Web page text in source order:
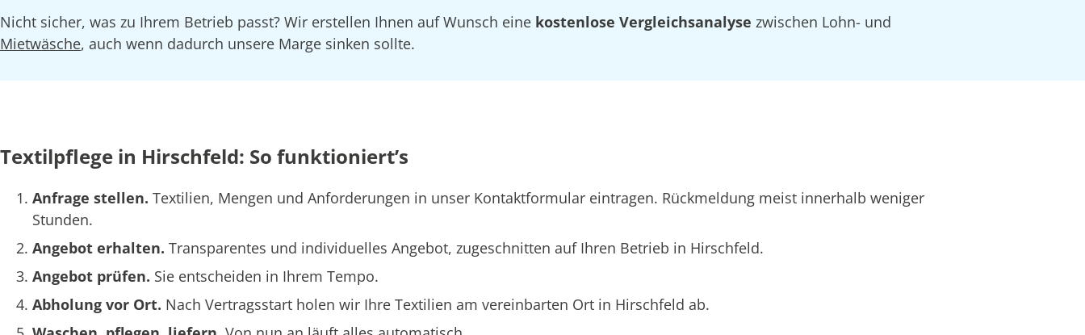
Nicht sicher, was zu Ihrem Betrieb passt? Wir erstellen Ihnen auf Wunsch eine kostenlose Vergleichsanalyse zwischen Lohn- und
Mietwäsche, auch wenn dadurch unsere Marge sinken sollte.
Textilpflege in Hirschfeld: So funktioniert’s
Anfrage stellen. Textilien, Mengen und Anforderungen in unser Kontaktformular eintragen. Rückmeldung meist innerhalb weniger
Stunden.
Angebot erhalten. Transparentes und individuelles Angebot, zugeschnitten auf Ihren Betrieb in Hirschfeld.
Angebot prüfen. Sie entscheiden in Ihrem Tempo.
Abholung vor Ort. Nach Vertragsstart holen wir Ihre Textilien am vereinbarten Ort in Hirschfeld ab.